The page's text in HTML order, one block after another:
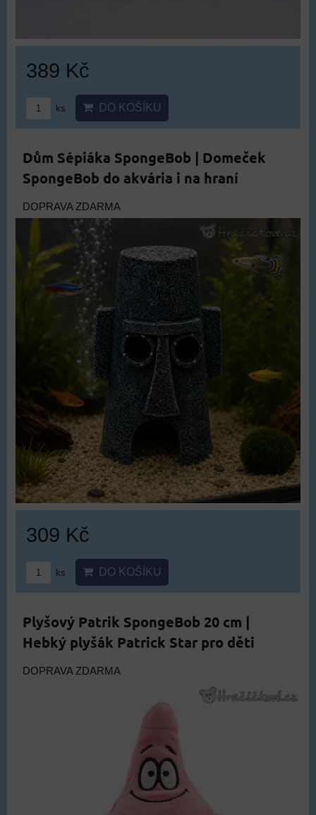
389 Kč
ks DO KOŠÍKU
Dům Sépiáka SpongeBob | Domeček
SpongeBob do akvária i na hraní
DOPRAVA ZDARMA
309 Kč
ks DO KOŠÍKU
Plyšový Patrik SpongeBob 20 cm |
Hebký plyšák Patrick Star pro děti
DOPRAVA ZDARMA